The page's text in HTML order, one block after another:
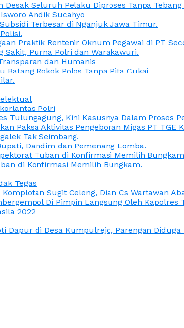
Seluruh Pelaku Diproses Tanpa Tebang
Andik Sucahyo
Terbesar di Nganjuk Jawa Timur.
Praktik Rentenir Oknum Pegawai di PT
Sakit, Purna Polri dan Warakawuri.
dan Humanis
Batang Rokok Polos Tanpa Pita Cukai.
Polri
Tulungagung, Kini Kasusnya Dalam Proses
Paksa Aktivitas Pengeboran Migas PT TGE
Tak Seimbang.
Dandim dan Pemenang Lomba.
Tuban di Konfirmasi Memilih
di Konfirmasi Memilih Bungkam.
Tegas
Sugit Celeng, Dian Cs Wartawan
Di Pimpin Langsung Oleh Kapolres
2022
Dapur di Desa Kumpulrejo, Parengan